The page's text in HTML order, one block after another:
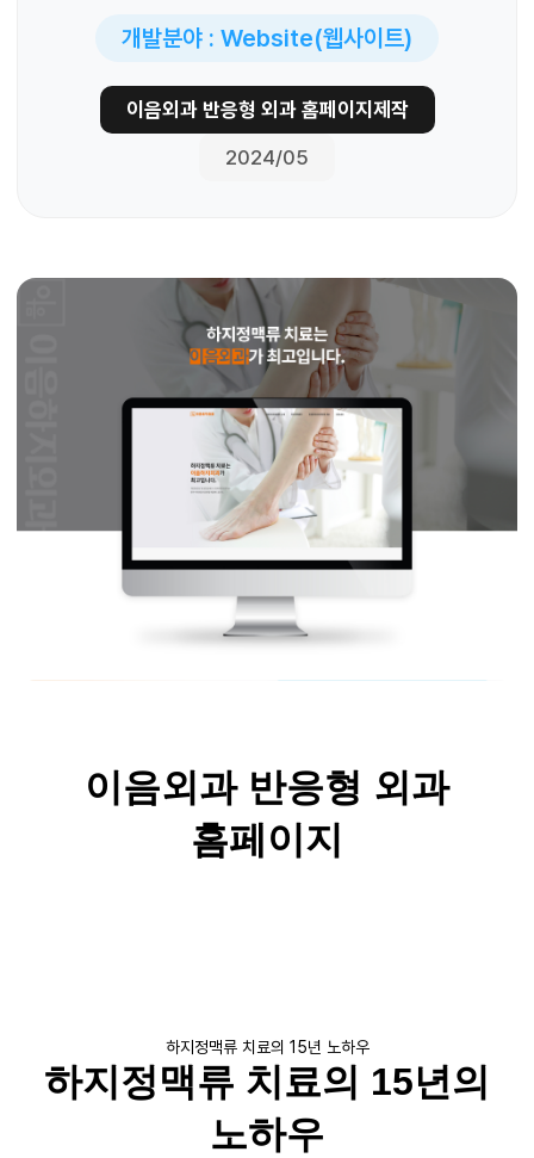
개발분야 : Website(웹사이트)
이음외과 반응형 외과 홈페이지제작
2024/05
이음외과 반응형 외과
홈페이지
하지정맥류 치료의 15년 노하우
하지정맥류 치료의 15년의
노하우